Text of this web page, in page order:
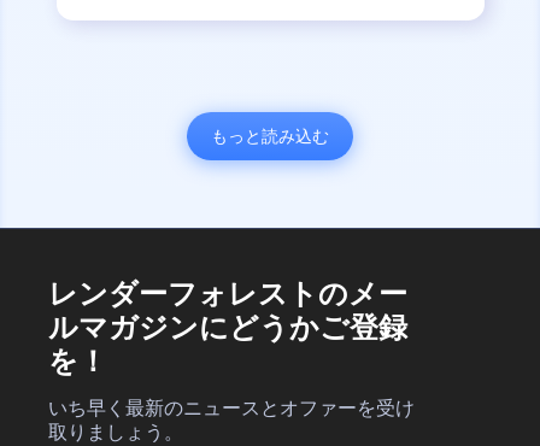
もっと読み込む
レンダーフォレストのメー
ルマガジンにどうかご登録
を！
いち早く最新のニュースとオファーを受け
取りましょう。